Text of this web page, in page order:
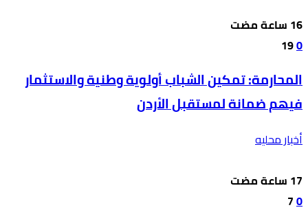
0
19
المحارمة: تمكين الشباب أولوية وطنية والاستثمار
فيهم ضمانة لمستقبل الأردن
أخبار محليه
0
7